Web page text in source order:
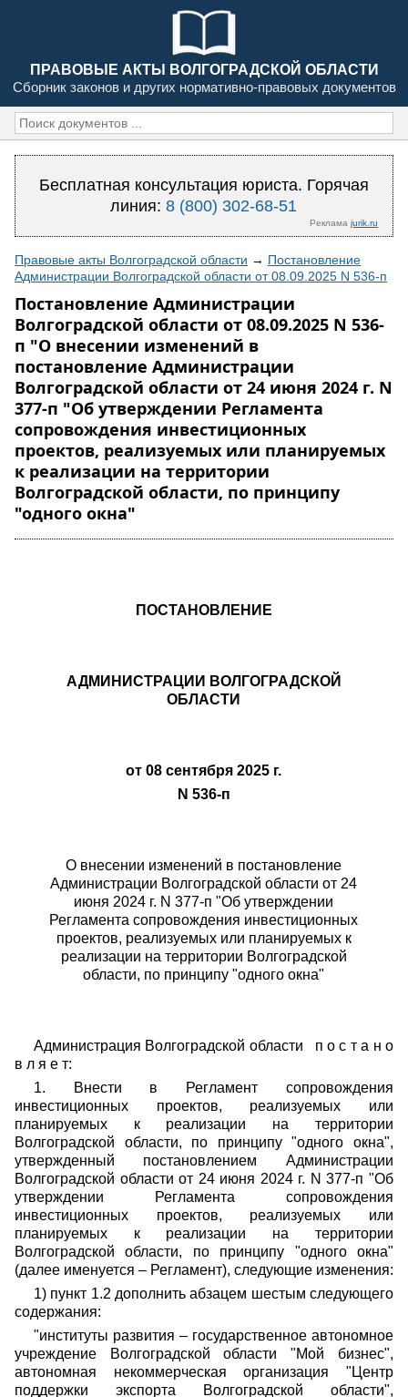
ПРАВОВЫЕ АКТЫ ВОЛГОГРАДСКОЙ ОБЛАСТИ
Сборник законов и других нормативно-правовых документов
Бесплатная консультация юриста. Горячая
линия:8 (800) 302-68-51
Реклама jurik.ru
Правовые акты Волгоградской области → Постановление
Администрации Волгоградской области от 08.09.2025 N 536-п
Постановление Администрации
Волгоградской области от 08.09.2025 N 536-
п "О внесении изменений в
постановление Администрации
Волгоградской области от 24 июня 2024 г. N
377-п "Об утверждении Регламента
сопровождения инвестиционных
проектов, реализуемых или планируемых
к реализации на территории
Волгоградской области, по принципу
"одного окна"
ПОСТАНОВЛЕНИЕ
АДМИНИСТРАЦИИ ВОЛГОГРАДСКОЙ
ОБЛАСТИ
от 08 сентября 2025 г.
N 536-п
О внесении изменений в постановление
Администрации Волгоградской области от 24
июня 2024 г. N 377-п "Об утверждении
Регламента сопровождения инвестиционных
проектов, реализуемых или планируемых к
реализации на территории Волгоградской
области, по принципу "одного окна"
Администрация Волгоградской области п о с т а н о
в л я е т:
1. Внести в Регламент сопровождения
инвестиционных проектов, реализуемых или
планируемых к реализации на территории
Волгоградской области, по принципу "одного окна",
утвержденный постановлением Администрации
Волгоградской области от 24 июня 2024 г. N 377-п "Об
утверждении Регламента сопровождения
инвестиционных проектов, реализуемых или
планируемых к реализации на территории
Волгоградской области, по принципу "одного окна"
(далее именуется – Регламент), следующие изменения:
1) пункт 1.2 дополнить абзацем шестым следующего
содержания:
"институты развития – государственное автономное
учреждение Волгоградской области "Мой бизнес",
автономная некоммерческая организация "Центр
поддержки экспорта Волгоградской области",